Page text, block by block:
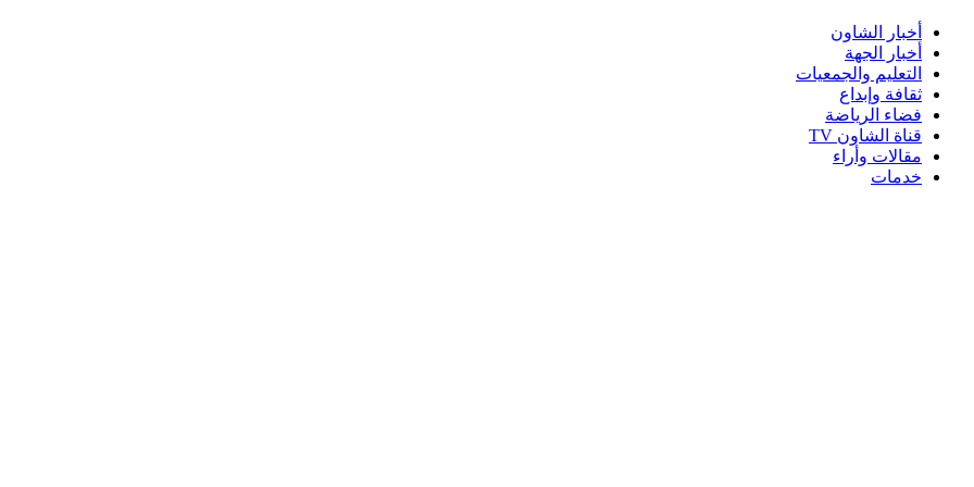
أخبار الشاون
أخبار الجهة
التعليم والجمعيات
ثقافة وإبداع
فضاء الرياضة
قناة الشاون TV
مقالات وأراء
خدمات